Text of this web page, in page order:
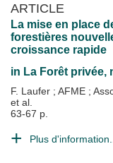
ARTICLE
La mise en place
forestières
croissance rapide
in La Forêt privée,
F. Laufer ; AFME ;
et al.
63-67 p.
Plus d'information...